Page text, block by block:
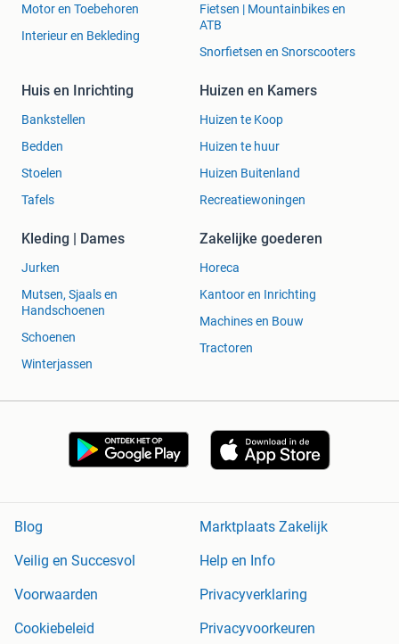
Motor en Toebehoren
Interieur en Bekleding
Fietsen | Mountainbikes en
ATB
Snorfietsen en Snorscooters
Huis en Inrichting
Bankstellen
Bedden
Stoelen
Tafels
Huizen en Kamers
Huizen te Koop
Huizen te huur
Huizen Buitenland
Recreatiewoningen
Kleding | Dames
Jurken
Mutsen, Sjaals en
Handschoenen
Schoenen
Winterjassen
Zakelijke goederen
Horeca
Kantoor en Inrichting
Machines en Bouw
Tractoren
Blog
Marktplaats Zakelijk
Veilig en Succesvol
Help en Info
Voorwaarden
Privacyverklaring
Cookiebeleid
Privacyvoorkeuren